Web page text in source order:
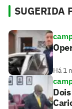
SUGERIDA
Há 1